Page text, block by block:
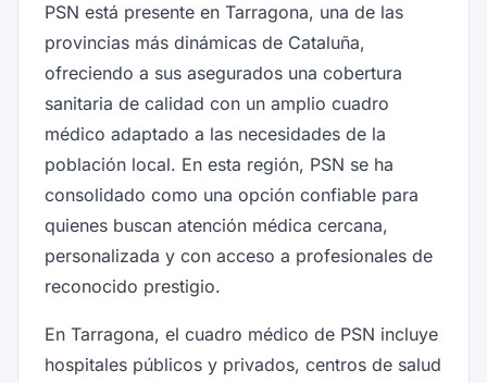
PSN está presente en Tarragona, una de las
provincias más dinámicas de Cataluña,
ofreciendo a sus asegurados una cobertura
sanitaria de calidad con un amplio cuadro
médico adaptado a las necesidades de la
población local. En esta región, PSN se ha
consolidado como una opción confiable para
quienes buscan atención médica cercana,
personalizada y con acceso a profesionales de
reconocido prestigio.
En Tarragona, el cuadro médico de PSN incluye
hospitales públicos y privados, centros de salud